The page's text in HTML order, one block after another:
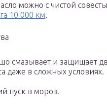
можно с чистой
10 000 км.
смазывает и защищает
даже в сложных условиях.
пуск в мороз.